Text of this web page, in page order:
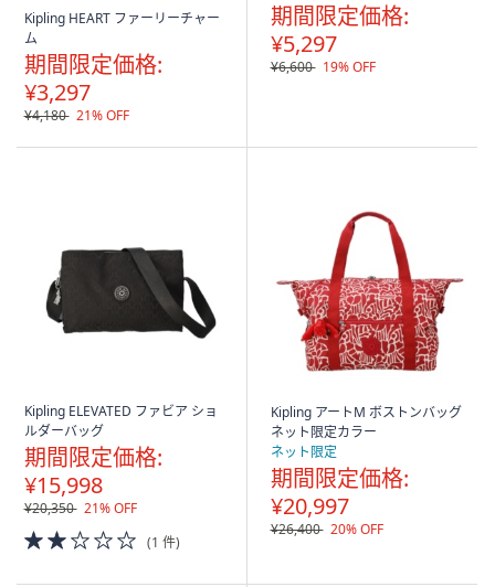
Kipling HEART ファーリーチャー
ム
期間限定価格:
¥3,297
¥4,180 21% OFF
期間限定価格:
¥5,297
¥6,600 19% OFF
Kipling ELEVATED ファビア ショ
ルダーバッグ
期間限定価格:
¥15,998
¥20,350 21% OFF
2.0
of
(1 件)
Kipling アートM ボストンバッグ
ネット限定カラー
ネット限定
期間限定価格:
¥20,997
¥26,400 20% OFF